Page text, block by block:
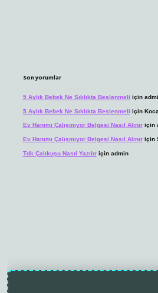
Son yorumlar
5 Aylık Bebek Ne Sıklıkta Beslenmeli için
5 Aylık Bebek Ne Sıklıkta Beslenmeli için Koca
Ev Hanımı Çalışmıyor Belgesi Nasıl Alınıriçin
Ev Hanımı Çalışmıyor Belgesi Nasıl Alınıriçin
Tdk Çalıkuşu Nasıl Yazılıriçin admin